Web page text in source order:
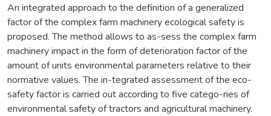
An integrated approach to the definition of a generalized
factor of the complex farm machinery ecological safety is
proposed. The method allows to as-sess the complex farm
machinery impact in the form of deterioration factor of the
amount of units environmental parameters relative to their
normative values. The in-tegrated assessment of the eco-
safety factor is carried out according to five catego-ries of
environmental safety of tractors and agricultural machinery.